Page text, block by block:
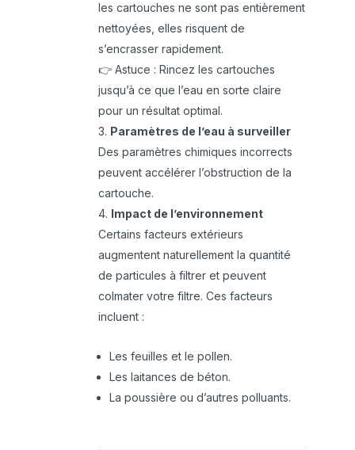
les cartouches ne sont pas entièrement
nettoyées, elles risquent de
s’encrasser rapidement.
👉 Astuce : Rincez les cartouches
jusqu’à ce que l’eau en sorte claire
pour un résultat optimal.
Paramètres de l’eau à surveiller
Des paramètres chimiques incorrects
peuvent accélérer l’obstruction de la
cartouche.
Impact de l’environnement
Certains facteurs extérieurs
augmentent naturellement la quantité
de particules à filtrer et peuvent
colmater votre filtre. Ces facteurs
incluent :
Les feuilles et le pollen.
Les laitances de béton.
La poussière ou d’autres polluants.